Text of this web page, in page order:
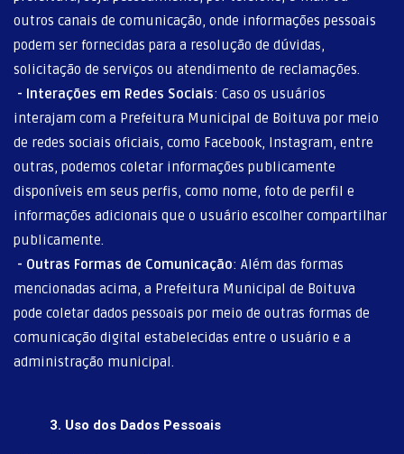
outros canais de comunicação, onde informações pessoais
podem ser fornecidas para a resolução de dúvidas,
solicitação de serviços ou atendimento de reclamações.
- Interações em Redes Sociais: Caso os usuários
interajam com a Prefeitura Municipal de Boituva por meio
de redes sociais oficiais, como Facebook, Instagram, entre
outras, podemos coletar informações publicamente
disponíveis em seus perfis, como nome, foto de perfil e
informações adicionais que o usuário escolher compartilhar
publicamente.
- Outras Formas de Comunicação: Além das formas
mencionadas acima, a Prefeitura Municipal de Boituva
pode coletar dados pessoais por meio de outras formas de
comunicação digital estabelecidas entre o usuário e a
administração municipal.
3. Uso dos Dados Pessoais